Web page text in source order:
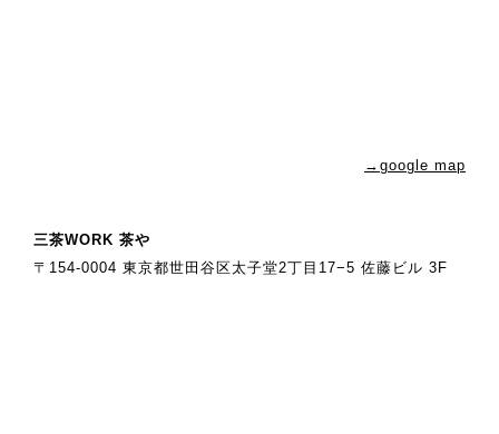
→google map
三茶WORK 茶や
〒154-0004 東京都世田谷区太子堂2丁目17−5 佐藤ビル 3F